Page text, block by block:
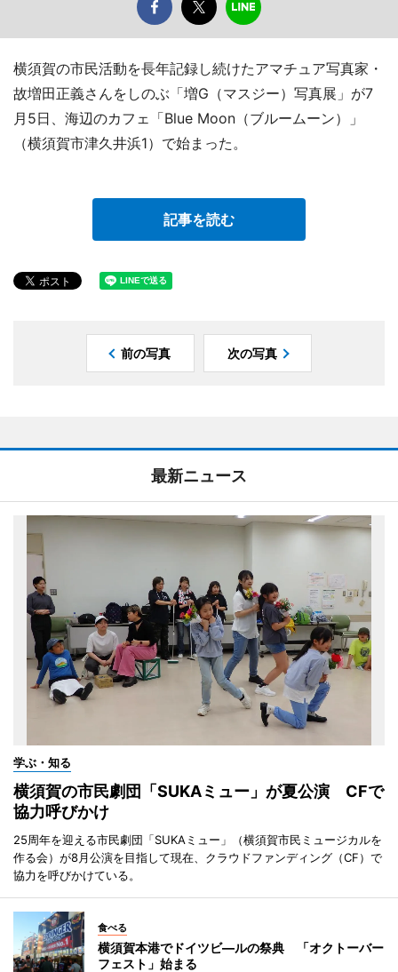
横須賀の市民活動を長年記録し続けたアマチュア写真家・
故増田正義さんをしのぶ「増G（マスジー）写真展」が7
月5日、海辺のカフェ「Blue Moon（ブルームーン）」
（横須賀市津久井浜1）で始まった。
記事を読む
前の写真 次の写真
最新ニュース
学ぶ・知る
横須賀の市民劇団「SUKAミュー」が夏公演 CFで
協力呼びかけ
25周年を迎える市民劇団「SUKAミュー」（横須賀市民ミュージカルを
作る会）が8月公演を目指して現在、クラウドファンディング（CF）で
協力を呼びかけている。
食べる
横須賀本港でドイツビ―ルの祭典 「オクトーバー
フェスト」始まる